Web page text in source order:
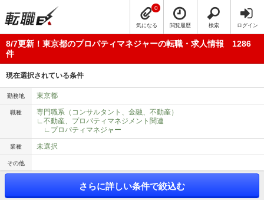
気になる
0
閲覧履歴 検索 ログイン
8/7更新！東京都のプロパティマネジャーの転職・求人情報 1286
件
現在選択されている条件
勤務地 東京都
職種
専門職系（コンサルタント、金融、不動産）
∟不動産、プロパティマネジメント関連
∟プロパティマネジャー
業種 未選択
その他
さらに詳しい条件で絞込む